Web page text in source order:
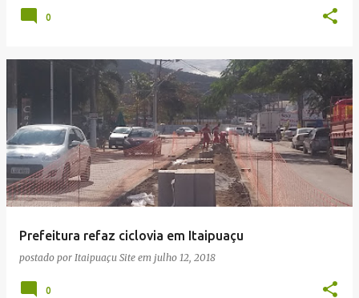
0
Prefeitura refaz ciclovia em Itaipuaçu
postado por Itaipuaçu Site em julho 12, 2018
0